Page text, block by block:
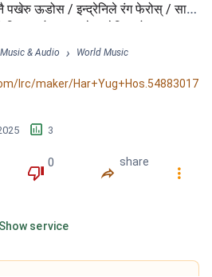
पखेरु ऊडोस / इन्द्रेनिले रंग फेरोस् / सागर
/ भाग्य रेखा मेटिजावोस /
होस् प्रेमको , गीतको / हर युग होस् प्रेमको
/ अद्भुत यो दुनिया / अद्भुत मा...
Music & Audio › World Music
lrc/maker/Har+Yug+Hos.54883017
󱕎 3
󰔒
0
󰤲
share
󰇙
Show service